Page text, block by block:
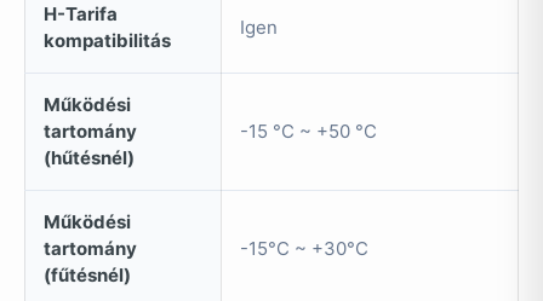
H-Tarifa
kompatibilitás
Igen
Működési
tartomány
(hűtésnél)
-15 °C ~ +50 °C
Működési
tartomány
(fűtésnél)
-15°C ~ +30°C